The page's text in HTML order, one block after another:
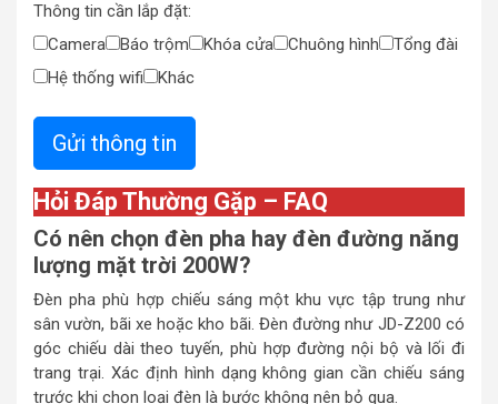
Thông tin cần lắp đặt:
Camera
Báo trộm Khóa cửa Chuông hình
Tổng đài
Hệ thống wifi
Khác
Hỏi Đáp Thường Gặp – FAQ
Có nên chọn đèn pha hay đèn đường năng
lượng mặt trời 200W?
Đèn pha phù hợp chiếu sáng một khu vực tập trung như
sân vườn, bãi xe hoặc kho bãi. Đèn đường như JD-Z200 có
góc chiếu dài theo tuyến, phù hợp đường nội bộ và lối đi
trang trại. Xác định hình dạng không gian cần chiếu sáng
trước khi chọn loại đèn là bước không nên bỏ qua.